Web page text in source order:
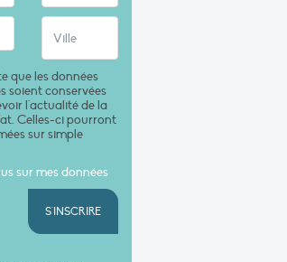
que les données
soient conservées
l'actualité de la
Celles-ci pourront
sur simple
sur mes données
S'INSCRIRE